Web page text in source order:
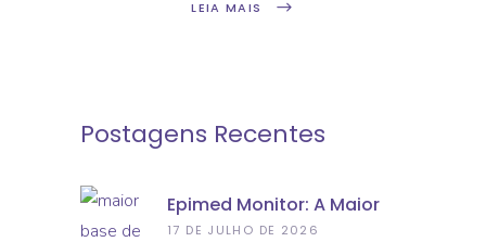
LEIA MAIS
Postagens Recentes
Epimed Monitor: A Maior
Base De Dados De Terapia
17 DE JULHO DE 2026